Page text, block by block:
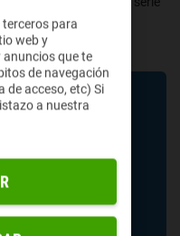
terceros para
web y
que te
de navegación
de acceso, etc) Si
a nuestra